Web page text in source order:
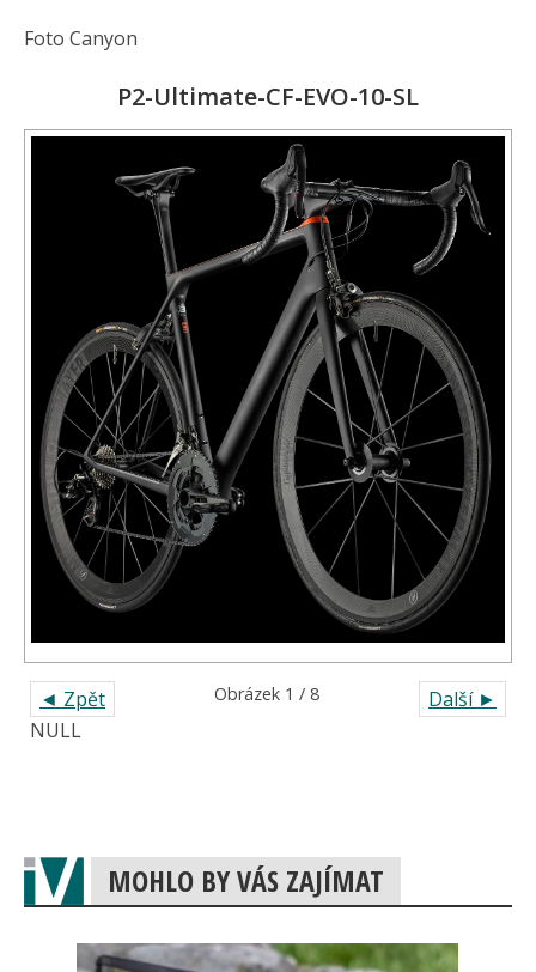
Foto Canyon
P2-Ultimate-CF-EVO-10-SL
◄ Zpět Další ►
Obrázek 1 / 8
NULL
MOHLO BY VÁS ZAJÍMAT